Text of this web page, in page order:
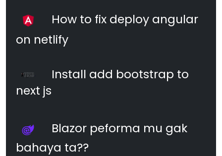
How to fix deploy angular
on netlify
Install add bootstrap to
next js
Blazor peforma mu gak
bahaya ta??